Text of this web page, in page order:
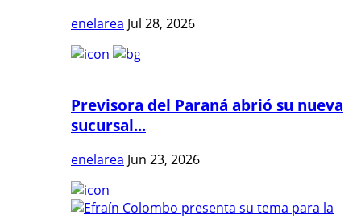
enelarea Jul 28, 2026
Previsora del Paraná abrió su nueva
sucursal...
enelarea Jun 23, 2026